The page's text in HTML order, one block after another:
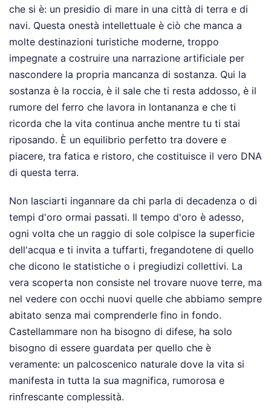
che si è: un presidio di mare in una città di terra e di
navi. Questa onestà intellettuale è ciò che manca a
molte destinazioni turistiche moderne, troppo
impegnate a costruire una narrazione artificiale per
nascondere la propria mancanza di sostanza. Qui la
sostanza è la roccia, è il sale che ti resta addosso, è il
rumore del ferro che lavora in lontananza e che ti
ricorda che la vita continua anche mentre tu ti stai
riposando. È un equilibrio perfetto tra dovere e
piacere, tra fatica e ristoro, che costituisce il vero DNA
di questa terra.
Non lasciarti ingannare da chi parla di decadenza o di
tempi d'oro ormai passati. Il tempo d'oro è adesso,
ogni volta che un raggio di sole colpisce la superficie
dell'acqua e ti invita a tuffarti, fregandotene di quello
che dicono le statistiche o i pregiudizi collettivi. La
vera scoperta non consiste nel trovare nuove terre, ma
nel vedere con occhi nuovi quelle che abbiamo sempre
abitato senza mai comprenderle fino in fondo.
Castellammare non ha bisogno di difese, ha solo
bisogno di essere guardata per quello che è
veramente: un palcoscenico naturale dove la vita si
manifesta in tutta la sua magnifica, rumorosa e
rinfrescante complessità.